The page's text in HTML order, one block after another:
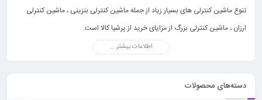
تنوع ماشین کنترلی های بسیار زیاد از جمله ماشین کنترلی بنزینی ، ماشین کنترلی
ارزان ، ماشین کنترلی بزرگ از مزایای خرید از پرشیا کالا است.
اطلاعات بیشتر ...
دسته‌های محصولات